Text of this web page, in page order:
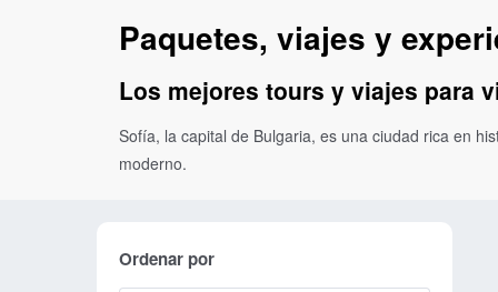
Paquetes, viajes y
Los mejores tours y viajes para
Sofía, la capital de Bulgaria, es una ciudad rica en
moderno.
Ordenar por